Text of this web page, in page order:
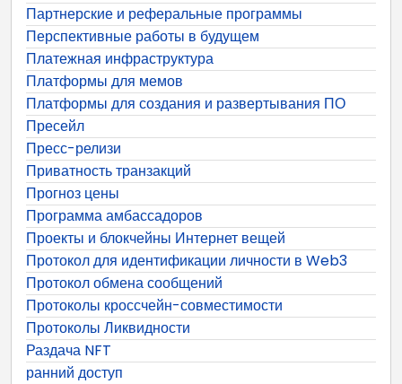
Партнерские и реферальные программы
Перспективные работы в будущем
Платежная инфраструктура
Платформы для мемов
Платформы для создания и развертывания ПО
Пресейл
Пресс-релизи
Приватность транзакций
Прогноз цены
Программа амбассадоров
Проекты и блокчейны Интернет вещей
Протокол для идентификации личности в Web3
Протокол обмена сообщений
Протоколы кроссчейн-совместимости
Протоколы Ликвидности
Раздача NFT
ранний доступ